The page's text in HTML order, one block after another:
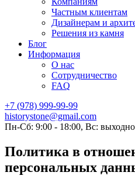
Частным клиентам
Дизайнерам и
Решения из камня
Блог
Информация
О нас
Сотрудничество
FAQ
+7 (978) 999-99-99
historystone@gmail.com
Пн-Сб: 9:00 - 18:00, Вс:
Политика в
персональных